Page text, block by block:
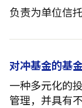
负责为单位信
对冲基金的基
一种多元化的
管理，并具有